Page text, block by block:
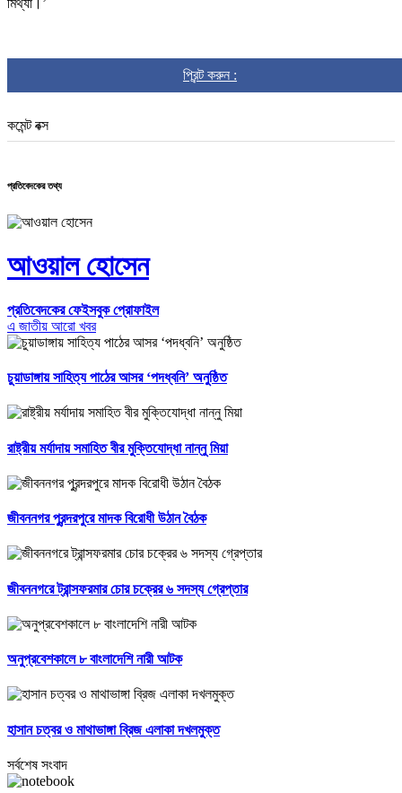
মিথ্যা।’
প্রিন্ট করুন :
কমেন্ট বক্স
প্রতিবেদকের তথ্য
আওয়াল হোসেন
প্রতিবেদকের ফেইসবুক প্রোফাইল
এ জাতীয় আরো খবর
চুয়াডাঙ্গায় সাহিত্য পাঠের আসর ‘পদধ্বনি’ অনুষ্ঠিত
রাষ্ট্রীয় মর্যাদায় সমাহিত বীর মুক্তিযোদ্ধা নান্নু মিয়া
জীবননগর পুরন্দরপুরে মাদক বিরোধী উঠান বৈঠক
জীবননগরে ট্রান্সফরমার চোর চক্রের ৬ সদস্য গ্রেপ্তার
অনুপ্রবেশকালে ৮ বাংলাদেশি নারী আটক
হাসান চত্বর ও মাথাভাঙ্গা ব্রিজ এলাকা দখলমুক্ত
সর্বশেষ সংবাদ